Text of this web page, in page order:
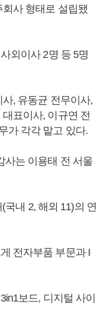
사 형태로 설립됐
외이사 2명 등 5명
, 유동균 전무이사,
표이사, 이규연 전
가 각각 맡고 있다.
사는 이용태 전 서울
국내 2, 해외 11)의 연
전자부품 부문과 I
보드, 디지털 사이